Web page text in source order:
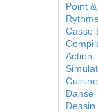
Point
Rythme
Casse
Action
Cuisine
Danse
Dessin